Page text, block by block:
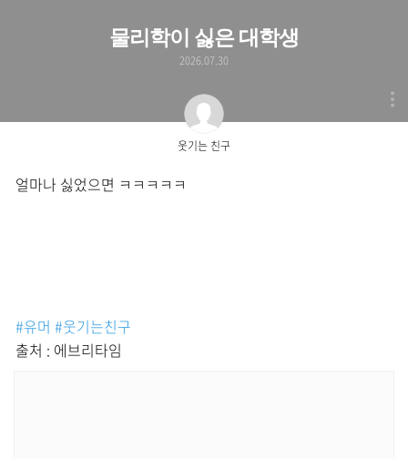
물리학이 싫은 대학생
2026.07.30
웃기는 친구
얼마나 싫었으면 ㅋㅋㅋㅋㅋ
#유머 #웃기는친구
출처 : 에브리타임